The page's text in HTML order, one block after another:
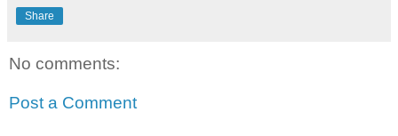
Share
No comments:
Post a Comment